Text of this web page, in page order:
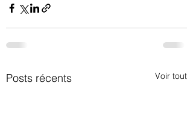
Posts récents Voir tout